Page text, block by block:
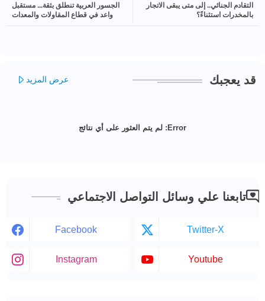
التقادم الجنائي.. إلى متى يبقى الاتجار
بالمخدرات استثناءً؟
الجسور العربية تنطلق بثقة... مستقبل
واعد في قطاع المقاولات والمعدات
قد يعجبك عرض المزيد
Error: لم يتم العثور على أي نتائج
تابعنا علي وسائل التواصل الاجتماعي
Facebook Twitter-X
Instagram Youtube